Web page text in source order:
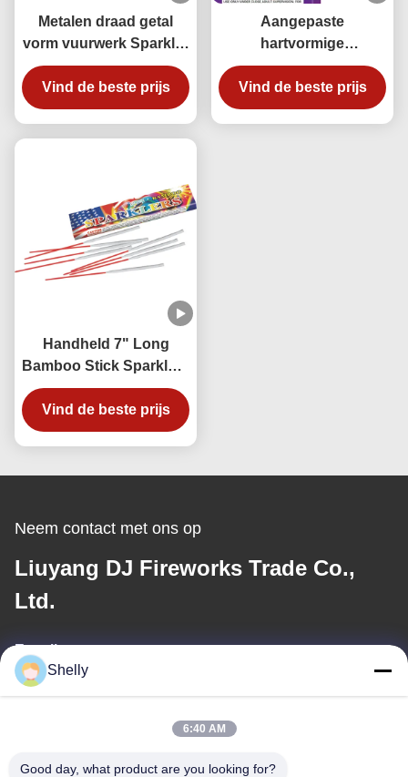
Metalen draad getal
vorm vuurwerk Sparkler
Liuyang maat voor
festival
Vind de beste prijs
Aangepaste
hartvormige
handbestelde vuurwerk
Sparkler
IJzerdraadvormige
Vind de beste prijs
Handheld 7" Long
Bamboo Stick Sparklers
Voor Partij
Milieuvriendelijk
Vind de beste prijs
Neem contact met ons op
Liuyang DJ Fireworks Trade Co.,
Ltd.
E-mail
Shelly
6:40 AM
Good day, what product are you looking for?